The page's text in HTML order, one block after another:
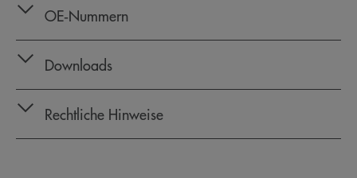
OE‑Nummern
Downloads
Rechtliche Hinweise